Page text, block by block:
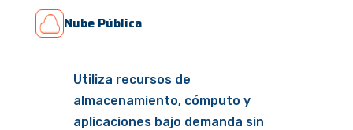
Nube Pública
Utiliza recursos de
almacenamiento, cómputo y
aplicaciones bajo demanda sin